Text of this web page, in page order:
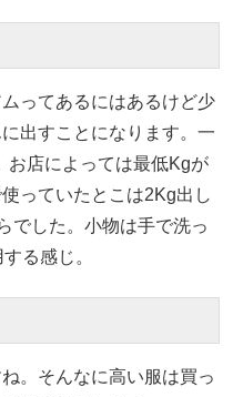
ってあるにはあるけど少
出すことになります。一
お店によっては最低Kgが
っていたとこは2Kg出し
でした。小物は手で洗っ
る感じ。
。そんなに高い服は買っ